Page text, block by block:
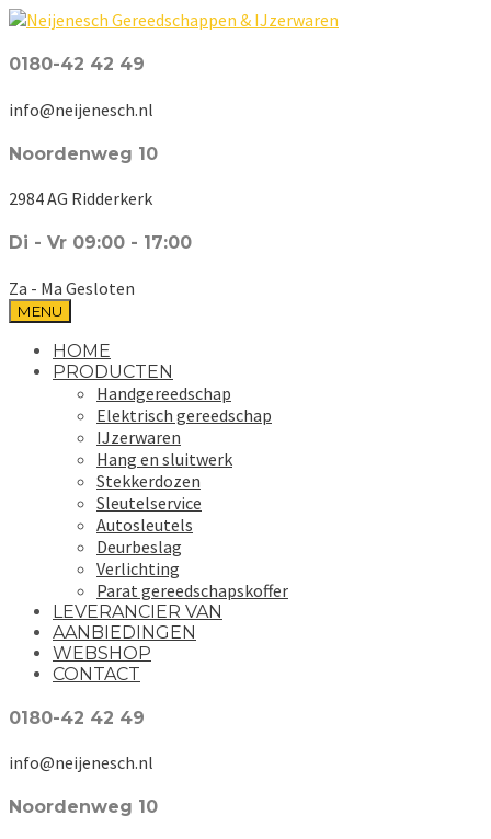
0180-42 42 49
info@neijenesch.nl
Noordenweg 10
2984 AG Ridderkerk
Di - Vr 09:00 - 17:00
Za - Ma Gesloten
MENU
HOME
PRODUCTEN
Handgereedschap
Elektrisch gereedschap
IJzerwaren
Hang en sluitwerk
Stekkerdozen
Sleutelservice
Autosleutels
Deurbeslag
Verlichting
Parat gereedschapskoffer
LEVERANCIER VAN
AANBIEDINGEN
WEBSHOP
CONTACT
0180-42 42 49
info@neijenesch.nl
Noordenweg 10